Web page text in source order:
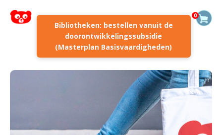
Bibliotheken: bestellen vanuit de
doorontwikkelingssubsidie
(Masterplan Basisvaardigheden)
0